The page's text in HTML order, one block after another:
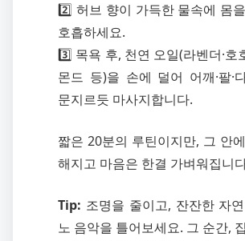
2️⃣ 허브 향이 가득한 물속에 몸
호흡하세요.
3️⃣ 목욕 후, 천연 오일(라벤더·호
몬드 등)을 손에 덜어 어깨·팔·
문지르듯 마사지합니다.
짧은 20분의 루틴이지만, 그 안
해지고 마음은 한결 가벼워집니
Tip: 조명을 줄이고, 잔잔한 자
노 음악을 틀어보세요. 그 순간,